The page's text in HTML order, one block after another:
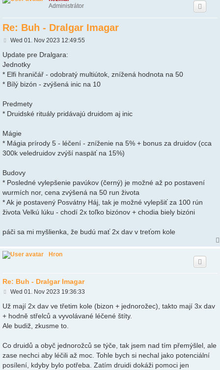
Administrátor
Re: Buh - Dralgar Imagar
P
s
t
Wed 01. Nov 2023 12:49:55
Update pre Dralgara:
Jednotky
* Elfi hraničář - odobratý multiútok, znížená hodnota na 50
* Bílý bizón - zvýšená inic na 10
Predmety
* Druidské rituály pridávajú druidom aj inic
Mágie
* Mágia prírody 5 - léčení - zníženie na 5% + bonus za druidov (cca
300k veledruidov zvýší naspäť na 15%)
Budovy
* Posledné vylepšenie pavúkov (černý) je možné až po postavení
wurmích nor, cena zvýšená na 50 run života
* Ak je postavený Posvátny Háj, tak je možné vylepšiť za 100 rún
života Velkú lúku - chodí 2x toľko bizónov + chodia biely bizóni
páči sa mi myšlienka, že budú mať 2x dav v treťom kole
Hron
Re: Buh - Dralgar Imagar
P
s
Wed 01. Nov 2023 19:36:33
Už mají 2x dav ve třetim kole (bizon + jednorožec), takto mají 3x dav
+ hodně střelců a vyvolávané léčené štíty.
Ale budiž, zkusme to.
Co druidů a obyč jednorožců se týče, tak jsem nad tím přemýšlel, ale
zase nechci aby léčili až moc. Tohle bych si nechal jako potenciální
posílení, kdyby bylo potřeba. Zatím druidi dokáži pomoci jen